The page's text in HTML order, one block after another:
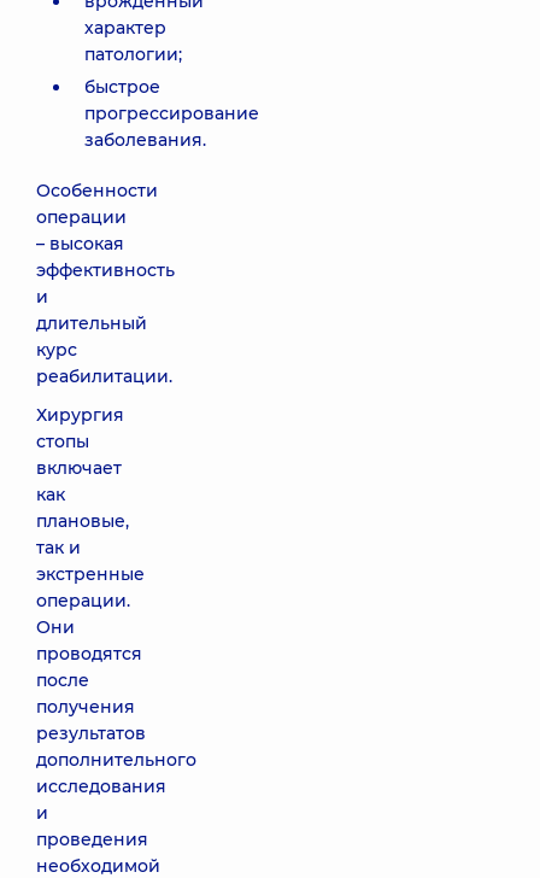
характер
патологии;
быстрое
прогрессирование
заболевания.
Особенности
операции
– высокая
эффективность
и
длительный
курс
реабилитации.
Хирургия
стопы
включает
как
плановые,
так и
экстренные
операции.
Они
проводятся
после
получения
результатов
дополнительного
исследования
и
проведения
необходимой